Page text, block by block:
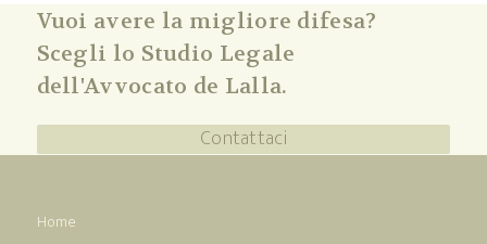
Vuoi avere la migliore difesa?
Scegli lo Studio Legale
dell'Avvocato de Lalla.
Contattaci
Home